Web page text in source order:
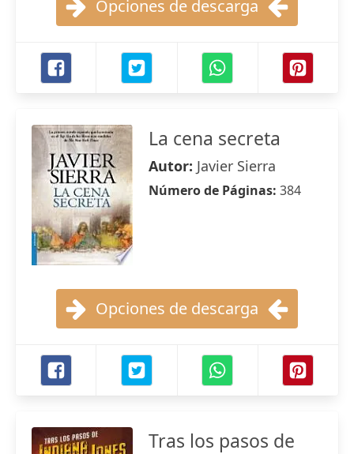
Opciones de descarga
La cena secreta
Autor: Javier Sierra
Número de Páginas: 384
Opciones de descarga
Tras los pasos de